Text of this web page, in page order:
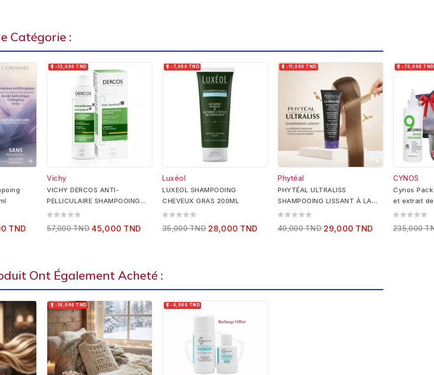
Catégorie :
TND
 -12,000 TND
Vichy
VICHY DERCOS ANTI-
PELLICULAIRE SHAMPOOING
TRAITANT CHEVEUX SECS
57,000 TND 45,000 TND
 -7,000 TND
Luxéol
LUXEOL SHAMPOOING
CHEVEUX GRAS 200ML
35,000 TND 28,000 TND
 -11,000 TND
Phytéal
PHYTÉAL ULTRALISS
SHAMPOOING LISSANT À LA
KÉRATINE 250ML
40,000 TND 29,000 TND
 -75,000 TND
CYNOS
Cynos
et extrait
235,000
Ont Également Acheté :
 -10,000 TND  -6,000 TND